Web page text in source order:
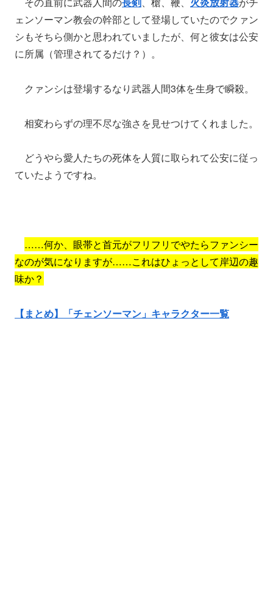
ェンソーマン教会の幹部として登場していたのでクァン
シもそちら側かと思われていましたが、何と彼女は公安
に所属（管理されてるだけ？）。
クァンシは登場するなり武器人間3体を生身で瞬殺。
相変わらずの理不尽な強さを見せつけてくれました。
どうやら愛人たちの死体を人質に取られて公安に従っ
ていたようですね。
……何か、眼帯と首元がフリフリでやたらファンシー
なのが気になりますが……これはひょっとして岸辺の趣
味か？
【まとめ】「チェンソーマン」キャラクター一覧